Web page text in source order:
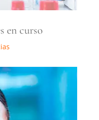
en curso